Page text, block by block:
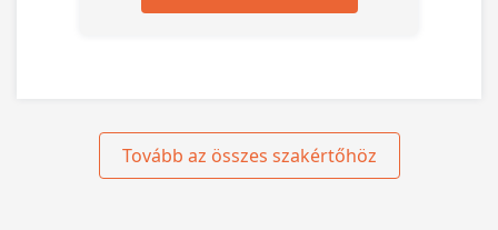
Tovább az összes szakértőhöz